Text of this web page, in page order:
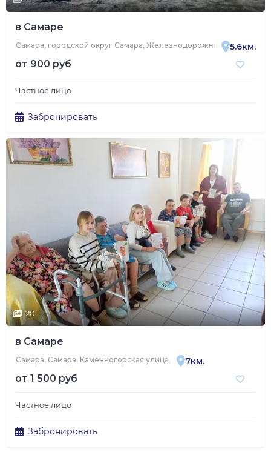
в Самаре
Самара, городской округ Самара, Железнодорожный район,
5.6км.
от 900 руб
Частное лицо
Забронировать
20
в Самаре
Самара, Самара, Каменногорская улица, 6 7км.
от 1 500 руб
Частное лицо
Забронировать